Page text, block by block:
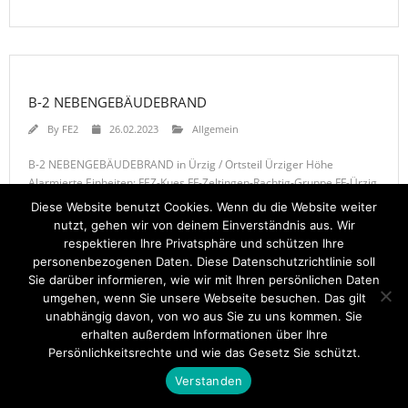
B-2 NEBENGEBÄUDEBRAND
By FE2 26.02.2023 Allgemein
B-2 NEBENGEBÄUDEBRAND in Ürzig / Ortsteil Ürziger Höhe
Alarmierte Einheiten: FEZ-Kues FF-Zeltingen-Rachtig-Gruppe FF-Ürzig
WL-Bernkastel-Kues
Startseite Einsätze Mitglied werden Über uns
Bilder
Kontakt
Think Up Themes Ltd. Powered by
Diese Website benutzt Cookies. Wenn du die Website weiter
nutzt, gehen wir von deinem Einverständnis aus. Wir
respektieren Ihre Privatsphäre und schützen Ihre
personenbezogenen Daten. Diese Datenschutzrichtlinie soll
Sie darüber informieren, wie wir mit Ihren persönlichen Daten
umgehen, wenn Sie unsere Webseite besuchen. Das gilt
unabhängig davon, von wo aus Sie zu uns kommen. Sie
erhalten außerdem Informationen über Ihre
Persönlichkeitsrechte und wie das Gesetz Sie schützt.
Verstanden